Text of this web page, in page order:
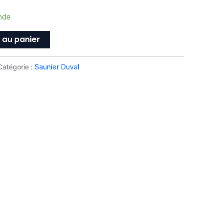
panier
: Saunier Duval